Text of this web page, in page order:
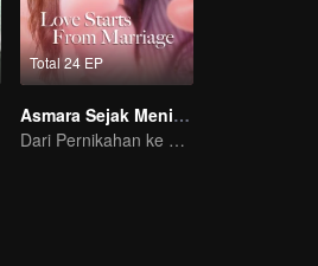
Total 24 EP
Asmara Sejak Menikah
Dari Pernikahan ke Cinta - CEO dan Pengantin Pengganti